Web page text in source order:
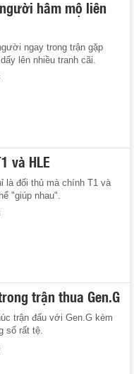
hâm mộ liên
ngay trong trận gặp
lên nhiều tranh cãi.
và HLE
là đối thủ mà chính T1 và
"giúp nhau".
trận thua Gen.G
trận đấu với Gen.G kèm
số rất tệ.